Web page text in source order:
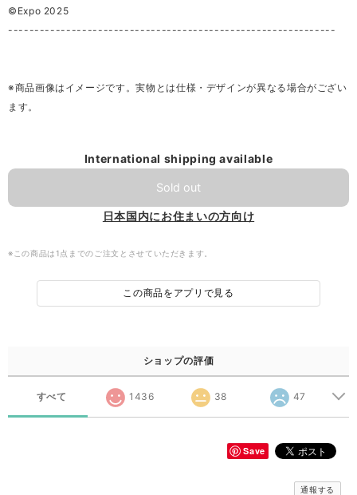
©Expo 2025
--------------------------------------------------------------
※商品画像はイメージです。実物とは仕様・デザインが異なる場合がござい
ます。
International shipping available
Sold out
日本国内にお住まいの方向け
※この商品は1点までのご注文とさせていただきます。
この商品をアプリで見る
ショップの評価
すべて 1436 38 47
Save
通報する